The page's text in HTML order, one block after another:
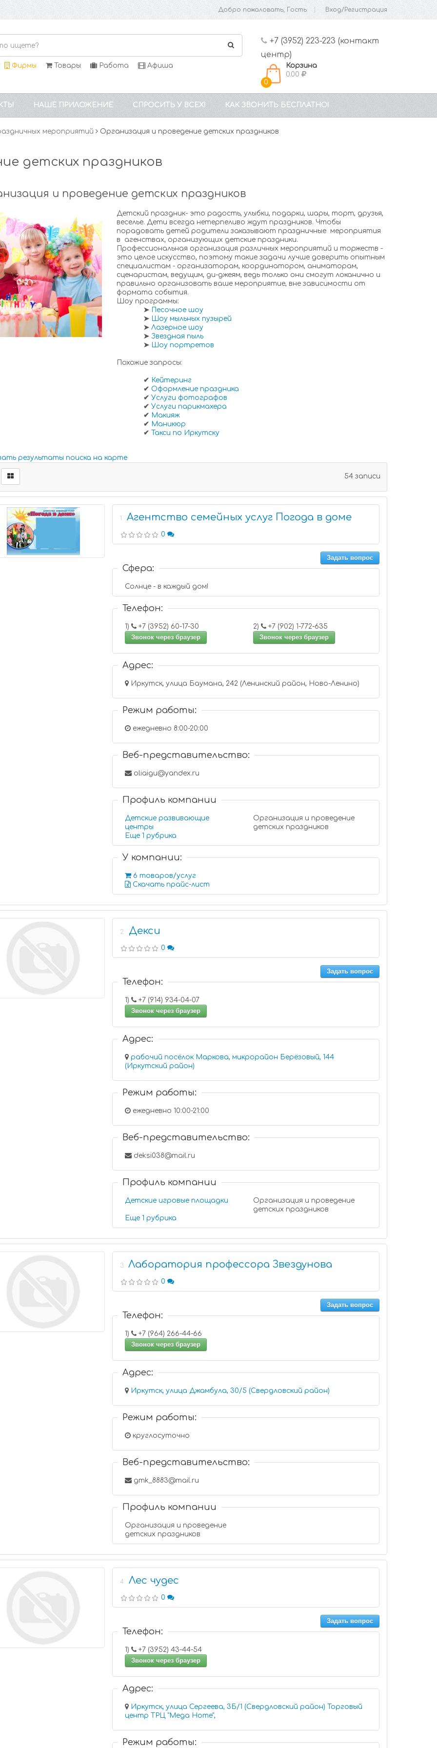
Добро пожаловать, Гость Вход/Регистрация
Фирмы Товары Работа Афиша
+7 (3952) 223-223 (контакт
центр)
0
Корзина
0.00
НАШЕ ПРИЛОЖЕНИЕ СПРОСИТЬ У ВСЕХ! КАК ЗВОНИТЬ БЕСПЛАТНО!
мероприятий Организация и проведение детских праздников
детских праздников
и проведение детских праздников
Детский праздник- это радость, улыбки, подарки, шары, торт, друзья,
веселье. Дети всегда нетерпеливо ждут праздников. Чтобы
порадовать детей родители заказывают праздничные мероприятия
в агенствах, организующих детские праздники.
Профессиональная организация различных мероприятий и торжеств -
это целое искусство, поэтому такие задачи лучше доверить опытным
специалистам - организаторам, координатором, аниматорам,
сценаристам, ведущим, ди-джеям, ведь только они смогут локанично и
правильно организовать ваше мероприятие, вне зависимости от
формата события.
Шоу программы:
➤ Песочное шоу
➤ Шоу мыльных пузырей
➤ Лазерное шоу
➤ Звездная пыль
➤ Шоу портретов
Похожие запросы:
✔ Кейтеринг
✔ Оформление праздника
✔ Услуги фотографов
✔ Услуги парикмахера
✔ Макияж
✔ Маникюр
✔ Такси по Иркутску
результаты поиска на карте
54 записи
1 Агентство семейных услуг Погода в доме
0
Задать вопрос
Сфера:
Солнце - в каждый дом!
Телефон:
1)
+7 (3952) 60-17-30
Звонок через браузер
2)
+7 (902) 1-772-635
Звонок через браузер
Адрес:
Иркутск, улица Баумана, 242 (Ленинский район, Ново-Ленино)
Режим работы:
ежедневно 8:00-20:00
Веб-представительство:
oliaigu@yandex.ru
Профиль компании
Детские развивающие
центры
Организация и проведение
детских праздников
Еще 1 рубрика
У компании:
6 товаров/услуг
Скачать прайс-лист
2 Декси
0
Задать вопрос
Телефон:
1)
+7 (914) 934-04-07
Звонок через браузер
Адрес:
рабочий посёлок Маркова, микрорайон Берёзовый, 144
(Иркутский район)
Режим работы:
ежедневно 10:00-21:00
Веб-представительство:
deksi038@mail.ru
Профиль компании
Детские игровые площадки
Организация и проведение
детских праздников
Еще 1 рубрика
3 Лаборатория профессора Звездунова
0
Задать вопрос
Телефон:
1)
+7 (964) 266-44-66
Звонок через браузер
Адрес:
Иркутск, улица Джамбула, 30/5 (Свердловский район)
Режим работы:
круглосуточно
Веб-представительство:
gmk_8883@mail.ru
Профиль компании
Организация и проведение
детских праздников
4 Лес чудес
0
Задать вопрос
Телефон:
1)
+7 (3952) 43-44-54
Звонок через браузер
Адрес:
Иркутск, улица Сергеева, 3Б/1 (Свердловский район) Торговый
центр ТРЦ "Mega Home",
Режим работы: